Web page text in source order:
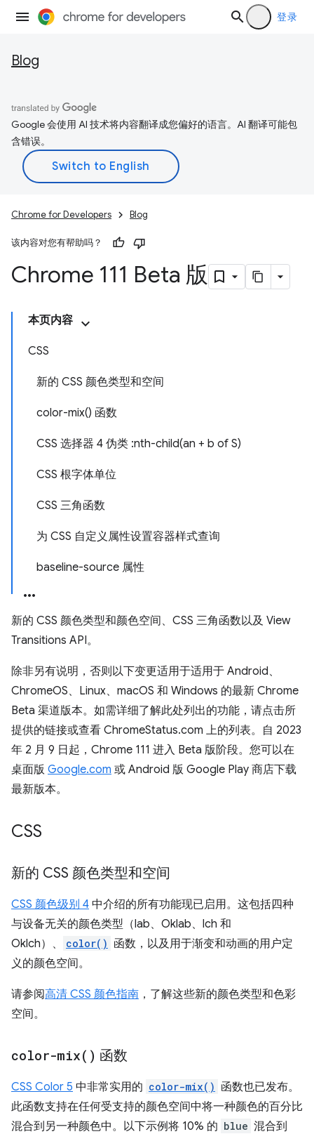
登录
Blog
Google 会使用 AI 技术将内容翻译成您偏好的语言。AI 翻译可能包
含错误。
Chrome for Developers Blog
该内容对您有帮助吗？
Chrome 111 Beta 版
本页内容
CSS
新的 CSS 颜色类型和空间
color-mix() 函数
CSS 选择器 4 伪类 :nth-child(an + b of S)
CSS 根字体单位
CSS 三角函数
为 CSS 自定义属性设置容器样式查询
baseline-source 属性
新的 CSS 颜色类型和颜色空间、CSS 三角函数以及 View
Transitions API。
除非另有说明，否则以下变更适用于适用于 Android、
ChromeOS、Linux、macOS 和 Windows 的最新 Chrome
Beta 渠道版本。如需详细了解此处列出的功能，请点击所
提供的链接或查看 ChromeStatus.com 上的列表。自 2023
年 2 月 9 日起，Chrome 111 进入 Beta 版阶段。您可以在
桌面版 Google.com 或 Android 版 Google Play 商店下载
最新版本。
CSS
新的 CSS 颜色类型和空间
CSS 颜色级别 4 中介绍的所有功能现已启用。这包括四种
与设备无关的颜色类型（lab、Oklab、lch 和
Oklch）、
color() 函数，以及用于渐变和动画的用户定
义的颜色空间。
请参阅高清 CSS 颜色指南 ，了解这些新的颜色类型和色彩
空间。
color-mix( ) 函数
CSS Color 5 中非常实用的 color-mix() 函数也已发布。
此函数支持在任何受支持的颜色空间中将一种颜色的百分比
混合到另一种颜色中。以下示例将 10% 的 blue 混合到